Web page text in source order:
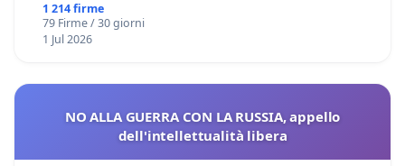
1 214 firme
79 Firme / 30 giorni
1 Jul 2026
NO ALLA GUERRA CON LA RUSSIA, appello
dell'intellettualità libera